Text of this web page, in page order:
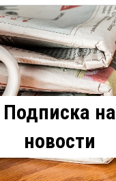
Подписка на
новости